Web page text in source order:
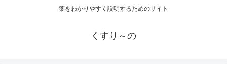
薬をわかりやすく説明するためのサイト
くすり～の